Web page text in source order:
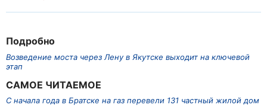
Подробно
Возведение моста через Лену в Якутске выходит на ключевой
этап
САМОЕ ЧИТАЕМОЕ
С начала года в Братске на газ перевели 131 частный жилой дом